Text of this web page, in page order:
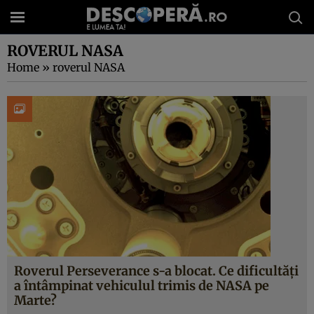
ROVERUL NASA
Home » roverul NASA
Roverul Perseverance s-a blocat. Ce dificultăți
a întâmpinat vehiculul trimis de NASA pe
Marte?